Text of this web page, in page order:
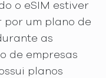
o eSIM estiver
por um plano de
as
de empresas
planos